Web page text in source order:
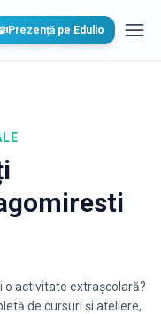
Prezență pe Edulio
o activitate extrașcolară?
de cursuri și ateliere,